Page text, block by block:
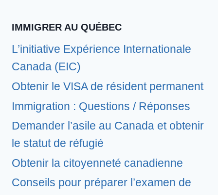
IMMIGRER AU QUÉBEC
L’initiative Expérience Internationale
Canada (EIC)
Obtenir le VISA de résident permanent
Immigration : Questions / Réponses
Demander l’asile au Canada et obtenir
le statut de réfugié
Obtenir la citoyenneté canadienne
Conseils pour préparer l’examen de